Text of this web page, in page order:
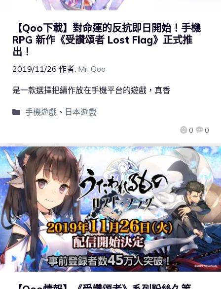
【Qoo下載】對命運的反抗即日開始！手機
RPG 新作《受讚頌者 Lost Flag》正式推
出！
2019/11/26 作者: Mr. Qoo
0 0
是一款選擇把續作放在手機平台的遊戲，真香
手機遊戲、 日本遊戲